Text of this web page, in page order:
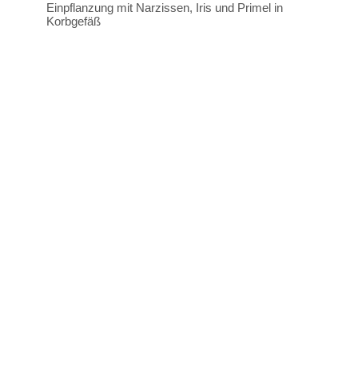
Einpflanzung mit Narzissen, Iris und Primel in
Korbgefäß